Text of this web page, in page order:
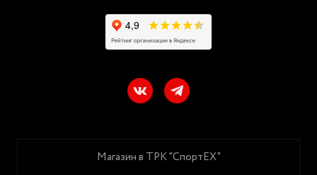
Магазин в ТРК "СпортЕХ"